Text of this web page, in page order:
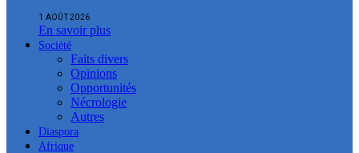
1 AOÛT 2026
En savoir plus
Société
Faits divers
Opinions
Opportunités
Nécrologie
Autres
Diaspora
Afrique